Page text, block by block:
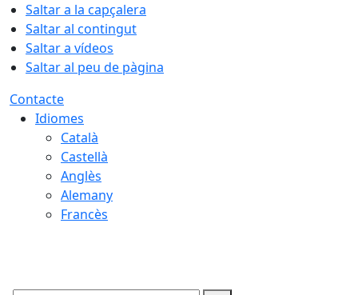
Saltar a la capçalera
Saltar al contingut
Saltar a vídeos
Saltar al peu de pàgina
Contacte
Idiomes
Català
Castellà
Anglès
Alemany
Francès